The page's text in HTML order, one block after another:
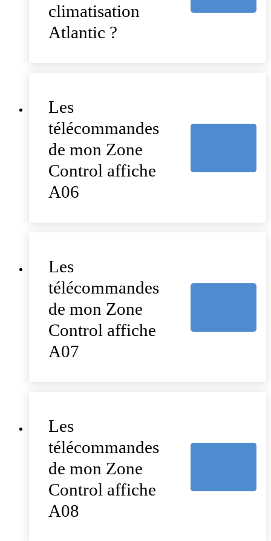
climatisation
Atlantic ?
Les
télécommandes
de mon Zone
Control affiche
A06
Les
télécommandes
de mon Zone
Control affiche
A07
Les
télécommandes
de mon Zone
Control affiche
A08